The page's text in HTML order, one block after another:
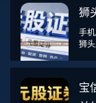
狮
手
狮
宝